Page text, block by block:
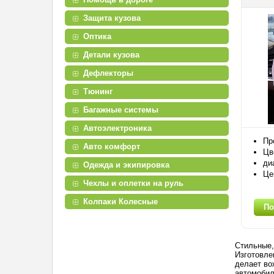
Защита кузова
Оптика
Детали кузова
Дефлекторы
Тюнинг
Багажные системы
Автоэлектроника
Авто комфорт
Одежда и экипировка
Чехлы и оплетки на руль
Колпаки Колесные
делает